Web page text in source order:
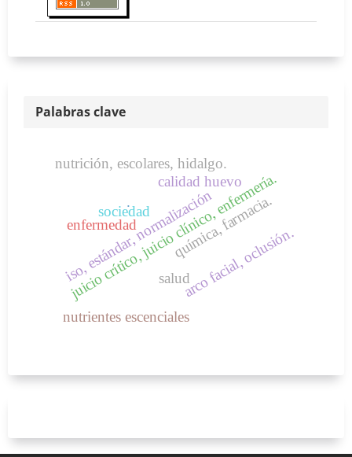
Palabras clave
iso, estándar, normalización
salud
enfermedad
sociedad
arco facial, oclusión.
juicio crítico, juicio clínico, enfermería.
química, farmacia.
.
calidad huevo
nutrientes escenciales
nutrición, escolares, hidalgo.